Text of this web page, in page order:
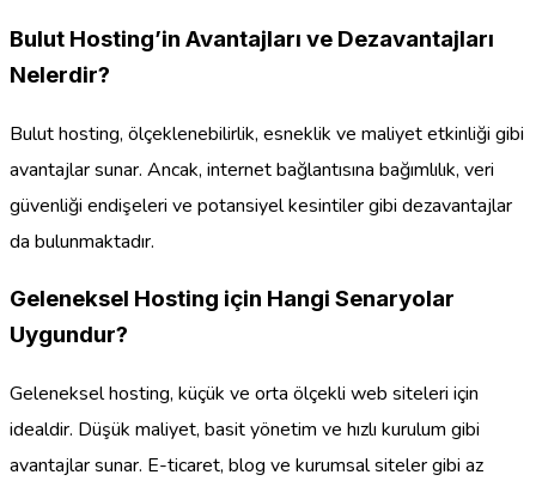
Bulut Hosting’in Avantajları ve Dezavantajları
Nelerdir?
Bulut hosting, ölçeklenebilirlik, esneklik ve maliyet etkinliği gibi
avantajlar sunar. Ancak, internet bağlantısına bağımlılık, veri
güvenliği endişeleri ve potansiyel kesintiler gibi dezavantajlar
da bulunmaktadır.
Geleneksel Hosting için Hangi Senaryolar
Uygundur?
Geleneksel hosting, küçük ve orta ölçekli web siteleri için
idealdir. Düşük maliyet, basit yönetim ve hızlı kurulum gibi
avantajlar sunar. E-ticaret, blog ve kurumsal siteler gibi az